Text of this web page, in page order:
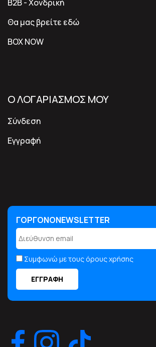
B2B - Χονδρική
Θα μας βρείτε εδώ
BOX NOW
Ο ΛΟΓΑΡΙΑΣΜΟΣ ΜΟΥ
Σύνδεση
Εγγραφή
ΓΟΡΓΟΝΟNEWSLETTER
Συμφωνώ με τους όρους χρήσης